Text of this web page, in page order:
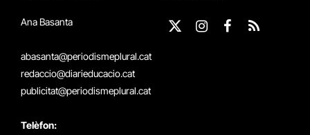
Ana Basanta
abasanta@periodismeplural.cat
redaccio@diarieducacio.cat
publicitat@periodismeplural.cat
Telèfon:
X
InstagramFacebook
RSS